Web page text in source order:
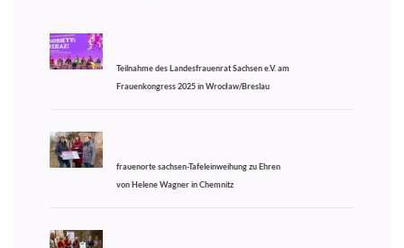
Teilnahme des Landesfrauenrat Sachsen e.V. am
Frauenkongress 2025 in Wrocław/Breslau
frauenorte sachsen-Tafeleinweihung zu Ehren
von Helene Wagner in Chemnitz